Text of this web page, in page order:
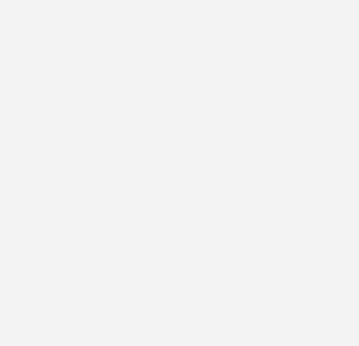
Problem mit dem
erhalten Sie regelmäßig von uns
und Neuigkeiten, gebündelt und